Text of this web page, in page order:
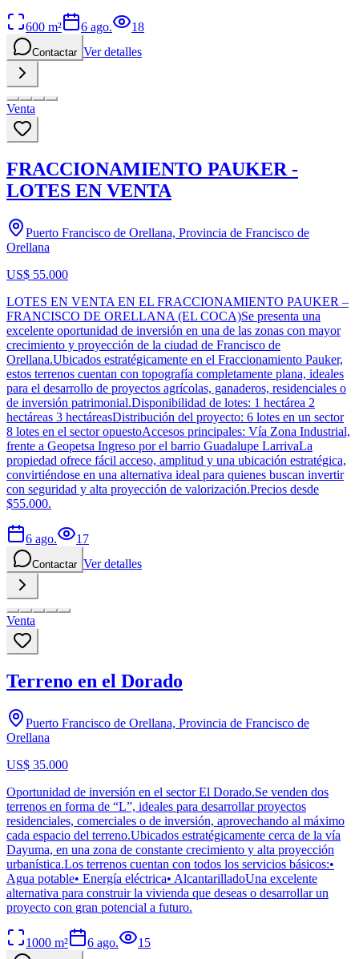
600 m² 6 ago. 18
Contactar Ver detalles
Venta
FRACCIONAMIENTO PAUKER -
LOTES EN VENTA
Puerto Francisco de Orellana, Provincia de Francisco de
Orellana
US$ 55.000
LOTES EN VENTA EN EL FRACCIONAMIENTO PAUKER –
FRANCISCO DE ORELLANA (EL COCA)Se presenta una
excelente oportunidad de inversión en una de las zonas con mayor
crecimiento y proyección de la ciudad de Francisco de
Orellana.Ubicados estratégicamente en el Fraccionamiento Pauker,
estos terrenos cuentan con topografía completamente plana, ideales
para el desarrollo de proyectos agrícolas, ganaderos, residenciales o
de inversión patrimonial.Disponibilidad de lotes: 1 hectárea 2
hectáreas 3 hectáreasDistribución del proyecto: 6 lotes en un sector
8 lotes en el sector opuestoAccesos principales: Vía Zona Industrial,
frente a Geopetsa Ingreso por el barrio Guadalupe LarrivaLa
propiedad ofrece fácil acceso, amplitud y una ubicación estratégica,
convirtiéndose en una alternativa ideal para quienes buscan invertir
con seguridad y alta proyección de valorización.Precios desde
$55.000.
6 ago. 17
Contactar Ver detalles
Venta
Terreno en el Dorado
Puerto Francisco de Orellana, Provincia de Francisco de
Orellana
US$ 35.000
Oportunidad de inversión en el sector El Dorado.Se venden dos
terrenos en forma de “L”, ideales para desarrollar proyectos
residenciales, comerciales o de inversión, aprovechando al máximo
cada espacio del terreno.Ubicados estratégicamente cerca de la vía
Dayuma, en una zona de constante crecimiento y alta proyección
urbanística.Los terrenos cuentan con todos los servicios básicos:•
Agua potable• Energía eléctrica• AlcantarilladoUna excelente
alternativa para construir la vivienda que deseas o desarrollar un
proyecto con gran potencial a futuro.
1000 m² 6 ago. 15